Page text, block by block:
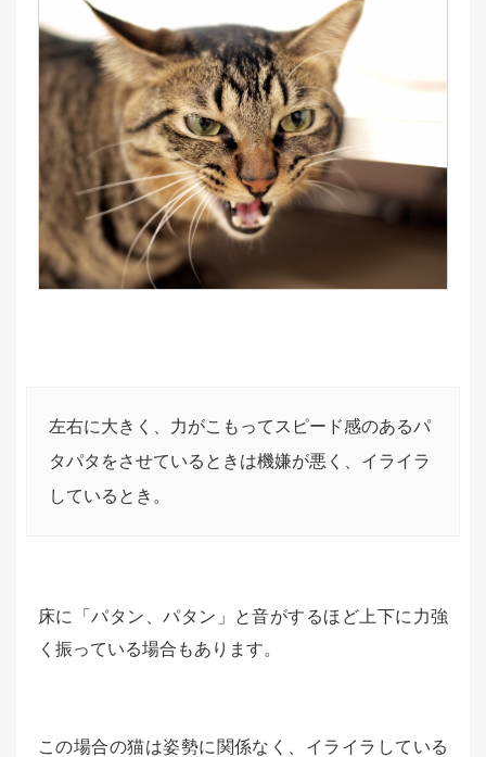
左右に大きく、力がこもってスピード感のあるパ
タパタをさせているときは機嫌が悪く、イライラ
しているとき。
床に「パタン、パタン」と音がするほど上下に力強
く振っている場合もあります。
この場合の猫は姿勢に関係なく、イライラしている